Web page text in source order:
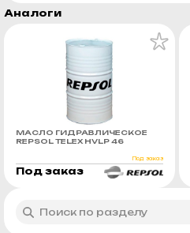
Аналоги
МАСЛО ГИДРАВЛИЧЕСКОЕ
REPSOL TELEX HVLP 46
Под заказ
Под заказ